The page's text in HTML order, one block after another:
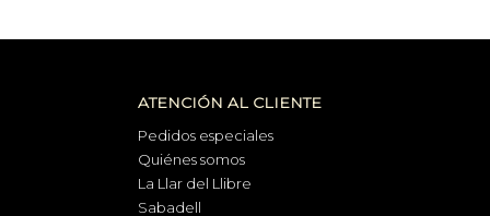
ATENCIÓN AL CLIENTE
Pedidos especiales
Quiénes somos
La Llar del Llibre
Sabadell